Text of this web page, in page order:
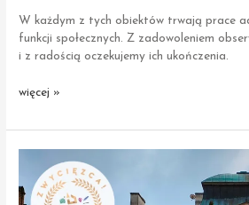
W każdym z tych obiektów trwają prace
funkcji społecznych. Z zadowoleniem
i z radością oczekujemy ich ukończenia.
Podziękowania
w rewaloryzacji
w Przytoniu,
Kościół
więcej »